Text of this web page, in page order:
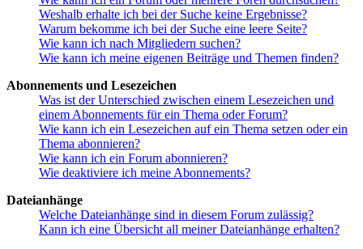
Weshalb erhalte ich bei der Suche keine Ergebnisse?
Warum bekomme ich bei der Suche eine leere Seite?
Wie kann ich nach Mitgliedern suchen?
Wie kann ich meine eigenen Beiträge und Themen finden?
Abonnements und Lesezeichen
Was ist der Unterschied zwischen einem Lesezeichen und
einem Abonnements für ein Thema oder Forum?
Wie kann ich ein Lesezeichen auf ein Thema setzen oder ein
Thema abonnieren?
Wie kann ich ein Forum abonnieren?
Wie deaktiviere ich meine Abonnements?
Dateianhänge
Welche Dateianhänge sind in diesem Forum zulässig?
Kann ich eine Übersicht all meiner Dateianhänge erhalten?